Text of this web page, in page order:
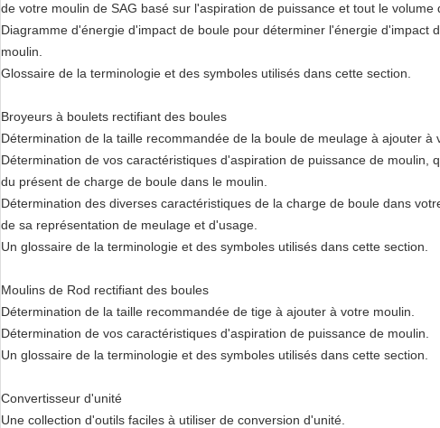
de votre moulin de SAG basé sur l'aspiration de puissance et tout le volume
Diagramme d'énergie d'impact de boule pour déterminer l'énergie d'impact
moulin.
Glossaire de la terminologie et des symboles utilisés dans cette section.
Broyeurs à boulets rectifiant des boules
Détermination de la taille recommandée de la boule de meulage à ajouter à
Détermination de vos caractéristiques d'aspiration de puissance de moulin,
du présent de charge de boule dans le moulin.
Détermination des diverses caractéristiques de la charge de boule dans
de sa représentation de meulage et d'usage.
Un glossaire de la terminologie et des symboles utilisés dans cette section.
Moulins de Rod rectifiant des boules
Détermination de la taille recommandée de tige à ajouter à votre moulin.
Détermination de vos caractéristiques d'aspiration de puissance de moulin.
Un glossaire de la terminologie et des symboles utilisés dans cette section.
Convertisseur d'unité
Une collection d'outils faciles à utiliser de conversion d'unité.